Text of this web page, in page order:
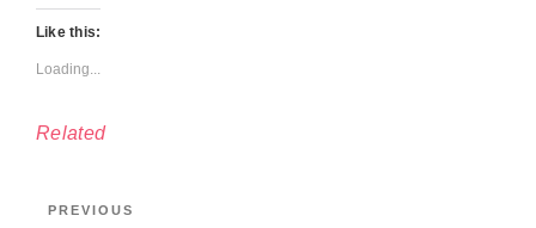
Like this:
Loading...
Related
Previous
PREVIOUS